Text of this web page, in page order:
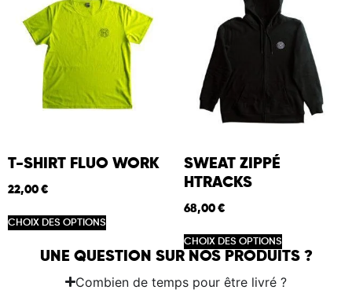
T-SHIRT FLUO WORK
22,00 €
CHOIX DES OPTIONS
SWEAT ZIPPÉ
HTRACKS
68,00 €
CHOIX DES OPTIONS
UNE QUESTION SUR NOS PRODUITS ?
Combien de temps pour être livré ?